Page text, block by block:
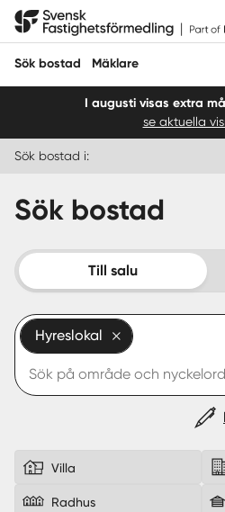
Hoppa
Svensk Fastighetsförmedling
Sök bostad Mäklare
Sälja
Köpa
Start
Logga in
I augusti visas extra
se aktuella
Sök bostad i:
Sök bostad
Till salu
Hyreslokal
Villa
Radhus